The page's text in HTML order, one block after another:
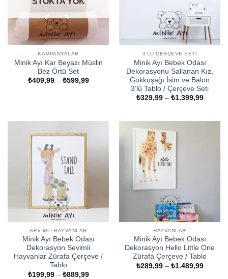
KAMPANYALAR
Minik Ayı Kar Beyazı Müslin
Bez Örtü Set
₺409,99 – ₺599,99Fiyat
3'LÜ ÇERÇEVE SETI
Minik Ayı Bebek Odası
Dekorasyonu Sallanan Kız,
Gökkuşağı İsim ve Balon
3’lü Tablo / Çerçeve Seti
₺329,99 – ₺1.399,99Fiyat
SEVIMLI HAYVANLAR
Minik Ayı Bebek Odası
Dekorasyon Sevimli
Hayvanlar Zürafa Çerçeve /
Tablo
₺199,99 – ₺889,99Fiyat
HAYVANLAR
Minik Ayı Bebek Odası
Dekorasyon Hello Little One
Zürafa Çerçeve / Tablo
₺289,99 – ₺1.489,99Fiyat